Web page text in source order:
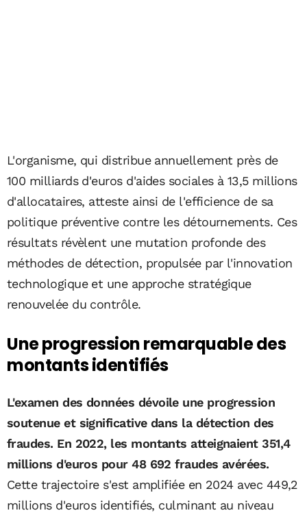
L'organisme, qui distribue annuellement près de
100 milliards d'euros d'aides sociales à 13,5 millions
d'allocataires, atteste ainsi de l'efficience de sa
politique préventive contre les détournements. Ces
résultats révèlent une mutation profonde des
méthodes de détection, propulsée par l'innovation
technologique et une approche stratégique
renouvelée du contrôle.
Une progression remarquable des
montants identifiés
L'examen des données dévoile une progression
soutenue et significative dans la détection des
fraudes. En 2022, les montants atteignaient 351,4
millions d'euros pour 48 692 fraudes avérées.
Cette trajectoire s'est amplifiée en 2024 avec 449,2
millions d'euros identifiés, culminant au niveau